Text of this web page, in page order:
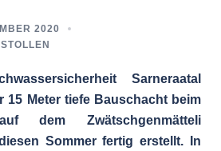
2020
Sarneraatal
15 Meter tiefe Bauschacht beim
dem Zwätschgenmätteli
Sommer fertig erstellt. In